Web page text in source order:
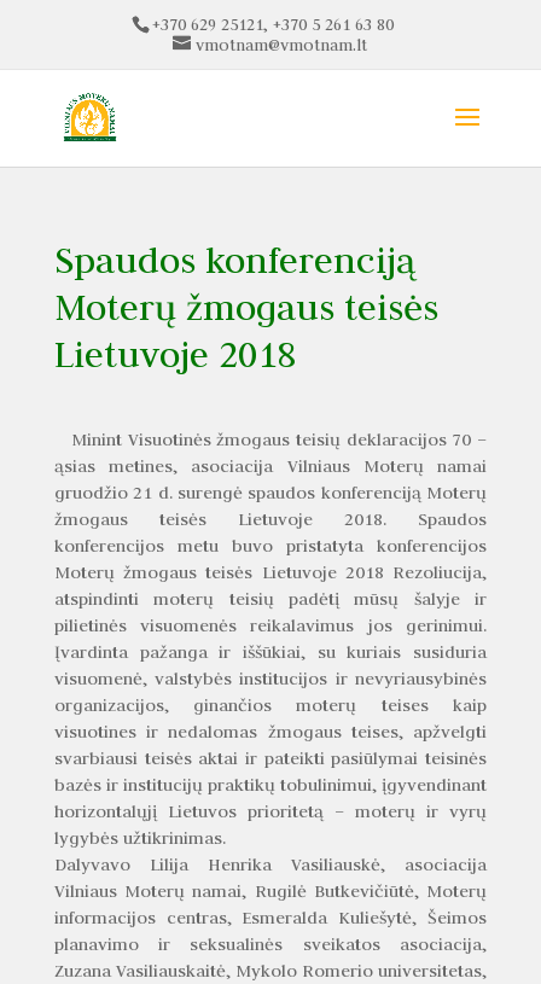
+370 629 25121, +370 5 261 63 80
vmotnam@vmotnam.lt
Spaudos konferenciją
Moterų žmogaus teisės
Lietuvoje 2018
Minint Visuotinės žmogaus teisių deklaracijos 70 –
ąsias metines, asociacija Vilniaus Moterų namai
gruodžio 21 d. surengė spaudos konferenciją Moterų
žmogaus teisės Lietuvoje 2018. Spaudos
konferencijos metu buvo pristatyta konferencijos
Moterų žmogaus teisės Lietuvoje 2018 Rezoliucija,
atspindinti moterų teisių padėtį mūsų šalyje ir
pilietinės visuomenės reikalavimus jos gerinimui.
Įvardinta pažanga ir iššūkiai, su kuriais susiduria
visuomenė, valstybės institucijos ir nevyriausybinės
organizacijos, ginančios moterų teises kaip
visuotines ir nedalomas žmogaus teises, apžvelgti
svarbiausi teisės aktai ir pateikti pasiūlymai teisinės
bazės ir institucijų praktikų tobulinimui, įgyvendinant
horizontalųjį Lietuvos prioritetą – moterų ir vyrų
lygybės užtikrinimas.
Dalyvavo Lilija Henrika Vasiliauskė, asociacija
Vilniaus Moterų namai, Rugilė Butkevičiūtė, Moterų
informacijos centras, Esmeralda Kuliešytė, Šeimos
planavimo ir seksualinės sveikatos asociacija,
Zuzana Vasiliauskaitė, Mykolo Romerio universitetas,